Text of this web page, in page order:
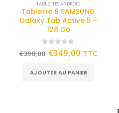
TABLETTES ANDROID
Tablette 8 SAMSUNG
Galaxy Tab Active 5 –
128 Go
out of 5
€390,00 €349,00 TTC
AJOUTER AU PANIER